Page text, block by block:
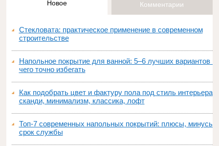
Новое Комментарии
Стекловата: практическое применение в современном
строительстве
Напольное покрытие для ванной: 5–6 лучших вариантов и
чего точно избегать
Как подобрать цвет и фактуру пола под стиль интерьера:
сканди, минимализм, классика, лофт
Топ‑7 современных напольных покрытий: плюсы, минусы,
срок службы